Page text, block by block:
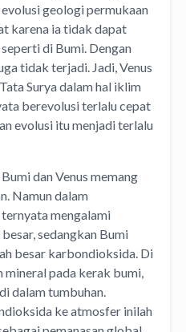
geologi permukaan
karena ia tidak dapat
di Bumi. Dengan
tidak terjadi. Jadi, Venus
Surya dalam hal iklim
berevolusi terlalu cepat
evolusi itu menjadi terlalu
dan Venus memang
Namun dalam
mengalami
sedangkan Bumi
besar karbondioksida. Di
mineral pada kerak bumi,
dalam tumbuhan.
ke atmosfer inilah